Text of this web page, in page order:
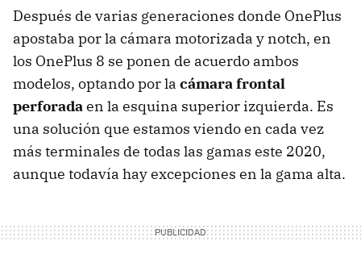
Después de varias generaciones donde OnePlus
apostaba por la cámara motorizada y notch, en
los OnePlus 8 se ponen de acuerdo ambos
modelos, optando por la cámara frontal
perforadaen la esquina superior izquierda. Es
una solución que estamos viendo en cada vez
más terminales de todas las gamas este 2020,
aunque todavía hay excepciones en la gama alta.